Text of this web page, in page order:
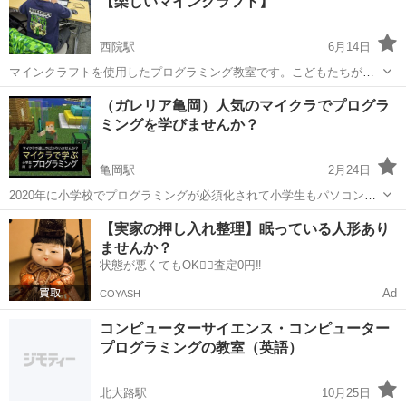
活...
西院駅
6月14日
マインクラフトを使用したプログラミング教室です。こどもたちが大
好きなマイクラを教材に利用することで、プログラミングをしっかり
と興味を持って学べます。 またキーボード入力やアルファベットから
始まる英語の学習（GO/COME...
京都 京都市 西院駅 プログラミング マインクラフト
（ガレリア亀岡）人気のマイクラでプログラ
ミングを学びませんか？
亀岡駅
2月24日
2020年に小学校でプログラミングが必須化されて小学生もパソコンに
触れる機会が増えてきました。 ただし、学校の授業では充分には行わ
れていない状況となっています。 小学生がプログラミングを学ぶため
には民間のプログラ...
京都 亀岡市 亀岡駅 プログラミング マインクラフト
【実家の押し入れ整理】眠っている人形あり
ませんか？
状態が悪くてもOK🙆‍♀️査定0円‼️
COYASH Ad
コンピューターサイエンス・コンピューター
プログラミングの教室（英語）
北大路駅 10月25日